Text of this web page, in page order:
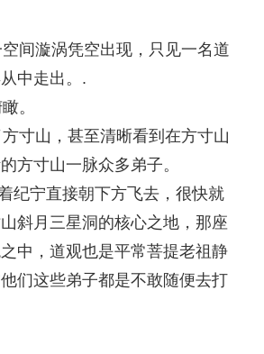
间漩涡凭空出现，只见一名道
中走出。.
。
寸山，甚至清晰看到在方寸山
方寸山一脉众多弟子。
纪宁直接朝下方飞去，很快就
斜月三星洞的核心之地，那座
中，道观也是平常菩提老祖静
们这些弟子都是不敢随便去打